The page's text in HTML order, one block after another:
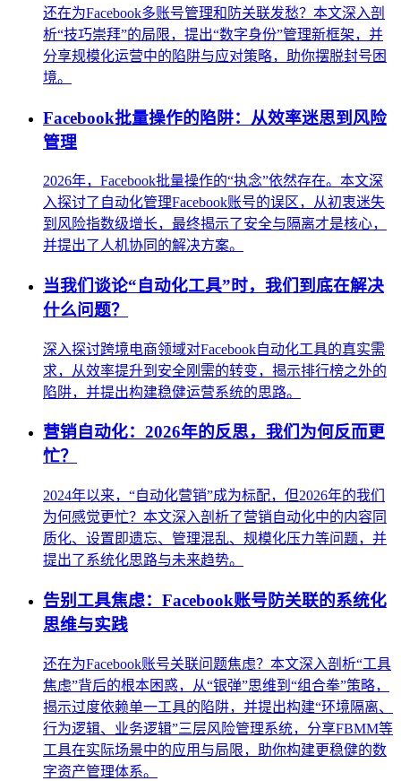
还在为Facebook多账号管理和防关联发愁？本文深入剖
析“技巧崇拜”的局限，提出“数字身份”管理新框架，并
分享规模化运营中的陷阱与应对策略，助你摆脱封号困
境。
Facebook批量操作的陷阱：从效率迷思到风险
管理
2026年，Facebook批量操作的“执念”依然存在。本文深
入探讨了自动化管理Facebook账号的误区，从初衷迷失
到风险指数级增长，最终揭示了安全与隔离才是核心，
并提出了人机协同的解决方案。
当我们谈论“自动化工具”时，我们到底在解决
什么问题？
深入探讨跨境电商领域对Facebook自动化工具的真实需
求，从效率提升到安全刚需的转变，揭示排行榜之外的
陷阱，并提出构建稳健运营系统的思路。
营销自动化：2026年的反思，我们为何反而更
忙？
2024年以来，“自动化营销”成为标配，但2026年的我们
为何感觉更忙？本文深入剖析了营销自动化中的内容同
质化、设置即遗忘、管理混乱、规模化压力等问题，并
提出了系统化思路与未来趋势。
告别工具焦虑：Facebook账号防关联的系统化
思维与实践
还在为Facebook账号关联问题焦虑？本文深入剖析“工具
焦虑”背后的根本困惑，从“银弹”思维到“组合拳”策略，
揭示过度依赖单一工具的陷阱，并提出构建“环境隔离、
行为逻辑、业务逻辑”三层风险管理系统，分享FBMM等
工具在实际场景中的应用与局限，助你构建更稳健的数
字资产管理体系。